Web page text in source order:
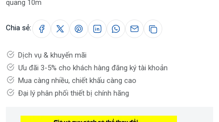
quang 10m
Chia sẻ:
Dịch vụ & khuyến mãi
Ưu đãi 3-5% cho khách hàng đăng ký tài khoản
Mua càng nhiều, chiết khấu càng cao
Đại lý phân phối thiết bị chính hãng